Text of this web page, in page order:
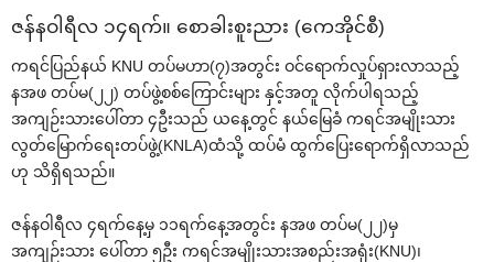
ဇန်နဝါရီလ ၁၄ရက်။ ‌စောခါးစူးညား (‌ကေအိုင်စီ)
ကရင်ပြည်နယ် KNU တပ်မဟာ(၇)အတွင်း ဝင်‌ရောက်လှုပ်ရှားလာသည့်
နအဖ တပ်မ(၂၂) တပ်ဖွဲ့စစ်‌ကြောင်းများ နှင့်အတူ လိုက်ပါရသည့်
အကျဉ်းသား‌ပေါ်တာ ၄ဦးသည် ယ‌နေ့တွင် နယ်‌မြေခံ ကရင်အမျိုးသား
လွတ်‌မြောက်‌ရေးတပ်ဖွဲ့(KNLA)ထံသို့ ထပ်မံ ထွက်‌ပြေး‌ရောက်ရှိလာသည်
ဟု သိရှိရသည်။
ဇန်နဝါရီလ ၄ရက်‌နေ့မှ ၁၁ရက်‌နေ့အတွင်း နအဖ တပ်မ(၂၂)မှ
အကျဉ်းသား ‌ပေါ်တာ ၅ဦး ကရင်အမျိုးသားအစည်းအရုံး(KNU)၊